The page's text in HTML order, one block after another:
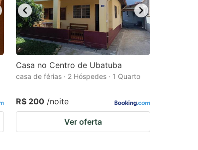
Casa no Centro de Ubatuba
casa de férias · 2 Hóspedes · 1 Quarto
R$ 200 /noite
Ver oferta